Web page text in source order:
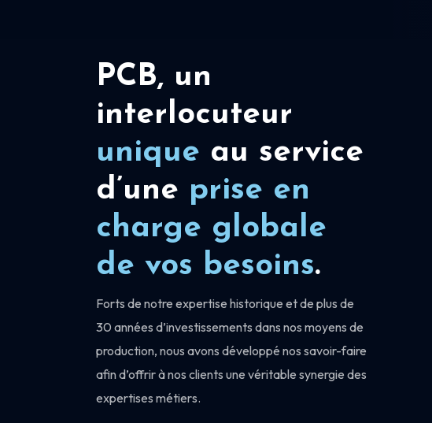
PCB, un
interlocuteur
unique au service
d’une prise en
charge globale
de vos besoins.
Forts de notre expertise historique et de plus de
30 années d’investissements dans nos moyens de
production, nous avons développé nos savoir-faire
afin d’offrir à nos clients une véritable synergie des
expertises métiers.